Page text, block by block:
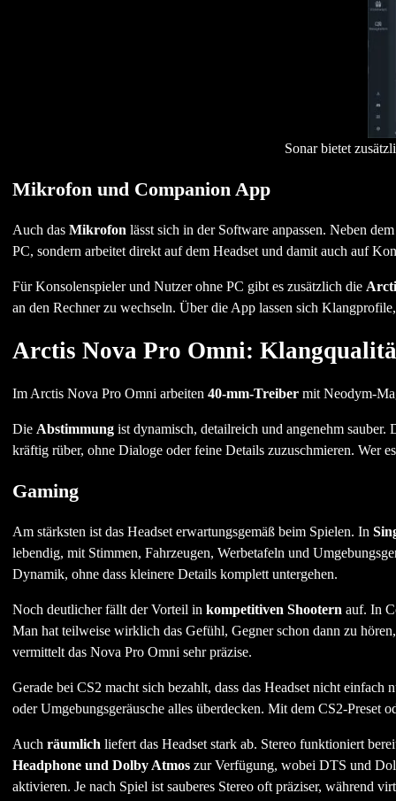
Sonar bietet
Mikrofon und Companion App
Auch das Mikrofon lässt sich in der Software anpassen. Neben
PC, sondern arbeitet direkt auf dem Headset und damit auch auf
Für Konsolenspieler und Nutzer ohne PC gibt es zusätzlich die
an den Rechner zu wechseln. Über die App lassen sich
Arctis Nova Pro Omni:
Im Arctis Nova Pro Omni arbeiten 40-mm-Treibermit Neodym-
Die Abstimmungist dynamisch, detailreich und angenehm
kräftig rüber, ohne Dialoge oder feine Details zuzuschmieren. Wer
Gaming
Am stärksten ist das Headset erwartungsgemäß beim Spielen. In
lebendig, mit Stimmen, Fahrzeugen, Werbetafeln und
Dynamik, ohne dass kleinere Details komplett untergehen.
Noch deutlicher fällt der Vorteil in kompetitiven Shootern auf. In
Man hat teilweise wirklich das Gefühl, Gegner schon dann zu
vermittelt das Nova Pro Omni sehr präzise.
Gerade bei CS2 macht sich bezahlt, dass das Headset nicht
oder Umgebungsgeräusche alles überdecken. Mit dem CS2-Preset
Auch räumlich liefert das Headset stark ab. Stereo funktioniert
Headphone und Dolby Atmoszur Verfügung, wobei DTS und
aktivieren. Je nach Spiel ist sauberes Stereo oft präziser, während